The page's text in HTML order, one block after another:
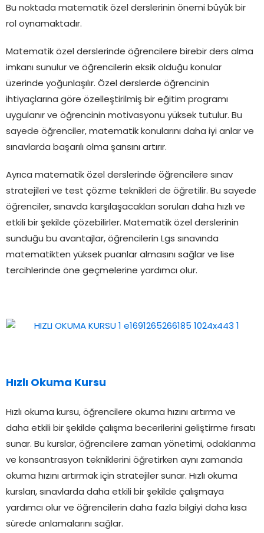
Bu noktada matematik özel derslerinin önemi büyük bir
rol oynamaktadır.
Matematik özel derslerinde öğrencilere birebir ders alma
imkanı sunulur ve öğrencilerin eksik olduğu konular
üzerinde yoğunlaşılır. Özel derslerde öğrencinin
ihtiyaçlarına göre özelleştirilmiş bir eğitim programı
uygulanır ve öğrencinin motivasyonu yüksek tutulur. Bu
sayede öğrenciler, matematik konularını daha iyi anlar ve
sınavlarda başarılı olma şansını artırır.
Ayrıca matematik özel derslerinde öğrencilere sınav
stratejileri ve test çözme teknikleri de öğretilir. Bu sayede
öğrenciler, sınavda karşılaşacakları soruları daha hızlı ve
etkili bir şekilde çözebilirler. Matematik özel derslerinin
sunduğu bu avantajlar, öğrencilerin Lgs sınavında
matematikten yüksek puanlar almasını sağlar ve lise
tercihlerinde öne geçmelerine yardımcı olur.
Hızlı Okuma Kursu
Hızlı okuma kursu, öğrencilere okuma hızını artırma ve
daha etkili bir şekilde çalışma becerilerini geliştirme fırsatı
sunar. Bu kurslar, öğrencilere zaman yönetimi, odaklanma
ve konsantrasyon tekniklerini öğretirken aynı zamanda
okuma hızını artırmak için stratejiler sunar. Hızlı okuma
kursları, sınavlarda daha etkili bir şekilde çalışmaya
yardımcı olur ve öğrencilerin daha fazla bilgiyi daha kısa
sürede anlamalarını sağlar.